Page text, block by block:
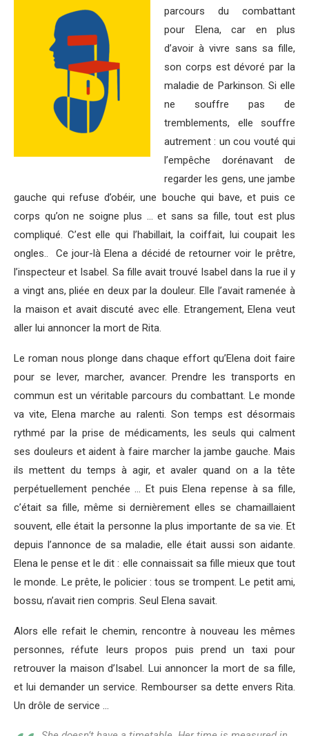
parcours du combattant
pour Elena, car en plus
d’avoir à vivre sans sa fille,
son corps est dévoré par la
maladie de Parkinson. Si elle
ne souffre pas de
tremblements, elle souffre
autrement : un cou vouté qui
l’empêche dorénavant de
regarder les gens, une jambe
gauche qui refuse d’obéir, une bouche qui bave, et puis ce
corps qu’on ne soigne plus … et sans sa fille, tout est plus
compliqué. C’est elle qui l’habillait, la coiffait, lui coupait les
ongles.. Ce jour-là Elena a décidé de retourner voir le prêtre,
l’inspecteur et Isabel. Sa fille avait trouvé Isabel dans la rue il y
a vingt ans, pliée en deux par la douleur. Elle l’avait ramenée à
la maison et avait discuté avec elle. Etrangement, Elena veut
aller lui annoncer la mort de Rita.
Le roman nous plonge dans chaque effort qu’Elena doit faire
pour se lever, marcher, avancer. Prendre les transports en
commun est un véritable parcours du combattant. Le monde
va vite, Elena marche au ralenti. Son temps est désormais
rythmé par la prise de médicaments, les seuls qui calment
ses douleurs et aident à faire marcher la jambe gauche. Mais
ils mettent du temps à agir, et avaler quand on a la tête
perpétuellement penchée … Et puis Elena repense à sa fille,
c’était sa fille, même si dernièrement elles se chamaillaient
souvent, elle était la personne la plus importante de sa vie. Et
depuis l’annonce de sa maladie, elle était aussi son aidante.
Elena le pense et le dit : elle connaissait sa fille mieux que tout
le monde. Le prête, le policier : tous se trompent. Le petit ami,
bossu, n’avait rien compris. Seul Elena savait.
Alors elle refait le chemin, rencontre à nouveau les mêmes
personnes, réfute leurs propos puis prend un taxi pour
retrouver la maison d’Isabel. Lui annoncer la mort de sa fille,
et lui demander un service. Rembourser sa dette envers Rita.
Un drôle de service …